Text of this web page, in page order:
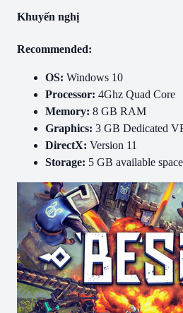
Khuyến nghị
Recommended:
OS: Windows 10
Processor: 4Ghz Quad Core
Memory: 8 GB RAM
Graphics: 3 GB Dedicated
DirectX: Version 11
Storage: 5 GB available space